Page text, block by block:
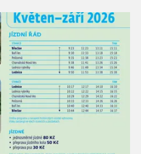
o příchod 30
si vše na
přichystat. Pokud
rezervovat prodejní
účast přes email
nebo zde v události,
počítat. Počet